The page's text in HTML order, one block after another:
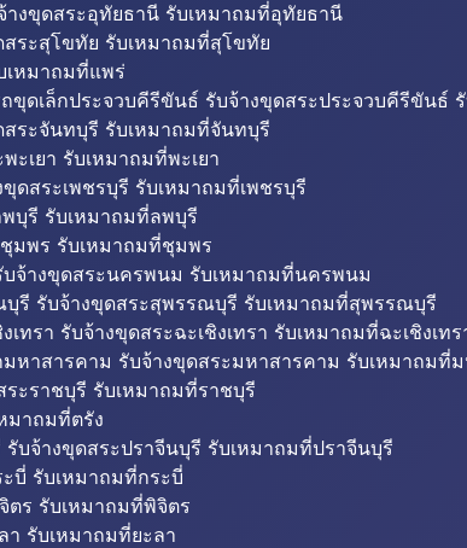
งขุดสระอุทัยธานี รับเหมาถมที่อุทัยธานี
ระสุโขทัย รับเหมาถมที่สุโขทัย
เหมาถมที่แพร่
ดเล็กประจวบคีรีขันธ์ รับจ้างขุดสระประจวบคีรีขันธ์
ระจันทบุรี รับเหมาถมที่จันทบุรี
ะเยา รับเหมาถมที่พะเยา
ดสระเพชรบุรี รับเหมาถมที่เพชรบุรี
บุรี รับเหมาถมที่ลพบุรี
มพร รับเหมาถมที่ชุมพร
จ้างขุดสระนครพนม รับเหมาถมที่นครพนม
รี รับจ้างขุดสระสุพรรณบุรี รับเหมาถมที่สุพรรณบุรี
ทรา รับจ้างขุดสระฉะเชิงเทรา รับเหมาถมที่ฉะเชิงเทร
หาสารคาม รับจ้างขุดสระมหาสารคาม รับเหมาถมที่
ะราชบุรี รับเหมาถมที่ราชบุรี
มาถมที่ตรัง
บจ้างขุดสระปราจีนบุรี รับเหมาถมที่ปราจีนบุรี
บี่ รับเหมาถมที่กระบี่
ตร รับเหมาถมที่พิจิตร
า รับเหมาถมที่ยะลา